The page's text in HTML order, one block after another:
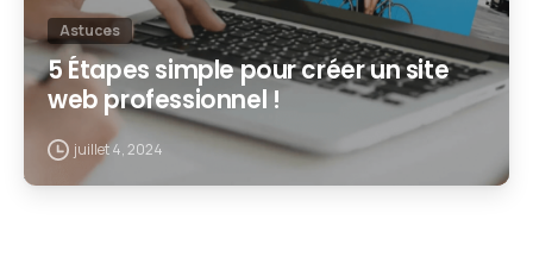
Astuces
5 Étapes simple pour créer un site
web professionnel !
juillet 4, 2024